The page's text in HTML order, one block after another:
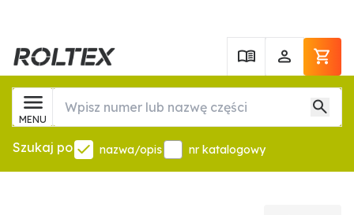
MENU
Szukaj po nazwa/opis nr katalogowy